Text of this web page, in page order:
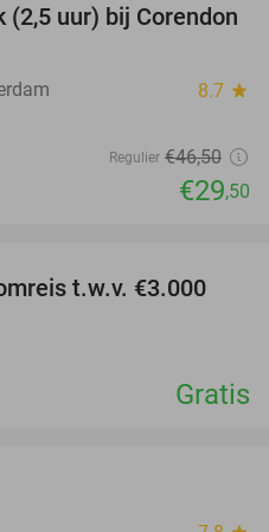
37%
(2,5 uur) bij Corendon
8.7 star
Regulier €46,50
€29,50
t.w.v. €3.000
Gratis